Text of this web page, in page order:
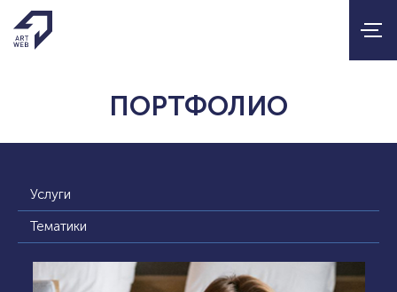
ПОРТФОЛИО
Услуги
Тематики